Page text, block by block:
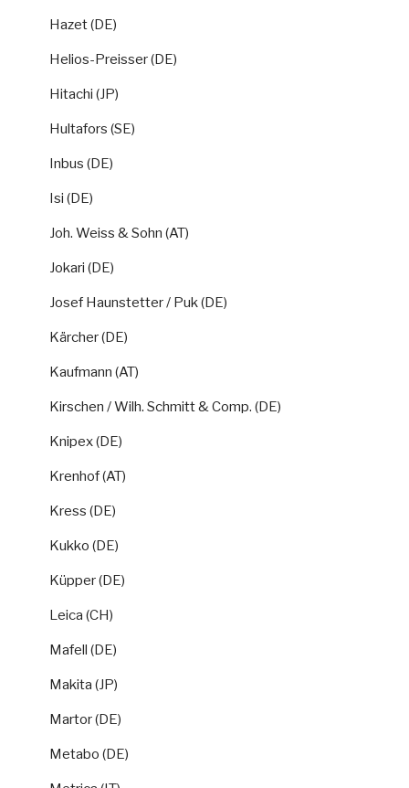
Hazet (DE)
Helios-Preisser (DE)
Hitachi (JP)
Hultafors (SE)
Inbus (DE)
Isi (DE)
Joh. Weiss & Sohn (AT)
Jokari (DE)
Josef Haunstetter / Puk (DE)
Kärcher (DE)
Kaufmann (AT)
Kirschen / Wilh. Schmitt & Comp. (DE)
Knipex (DE)
Krenhof (AT)
Kress (DE)
Kukko (DE)
Küpper (DE)
Leica (CH)
Mafell (DE)
Makita (JP)
Martor (DE)
Metabo (DE)